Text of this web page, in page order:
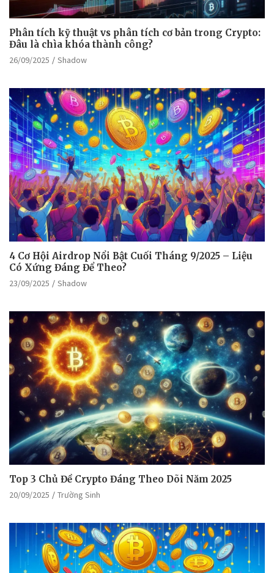
Phân tích kỹ thuật vs phân tích cơ bản trong Crypto:
Đâu là chìa khóa thành công?
26/09/2025 Shadow
4 Cơ Hội Airdrop Nổi Bật Cuối Tháng 9/2025 – Liệu
Có Xứng Đáng Để Theo?
23/09/2025 Shadow
Top 3 Chủ Đề Crypto Đáng Theo Dõi Năm 2025
20/09/2025 Trường Sinh